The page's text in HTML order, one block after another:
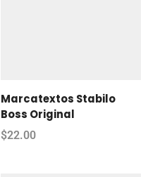
Marcatextos Stabilo
Boss Original
$22.00